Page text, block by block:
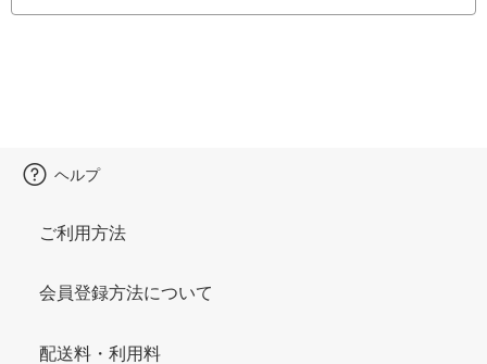
ヘルプ
ご利用方法
会員登録方法について
配送料・利用料